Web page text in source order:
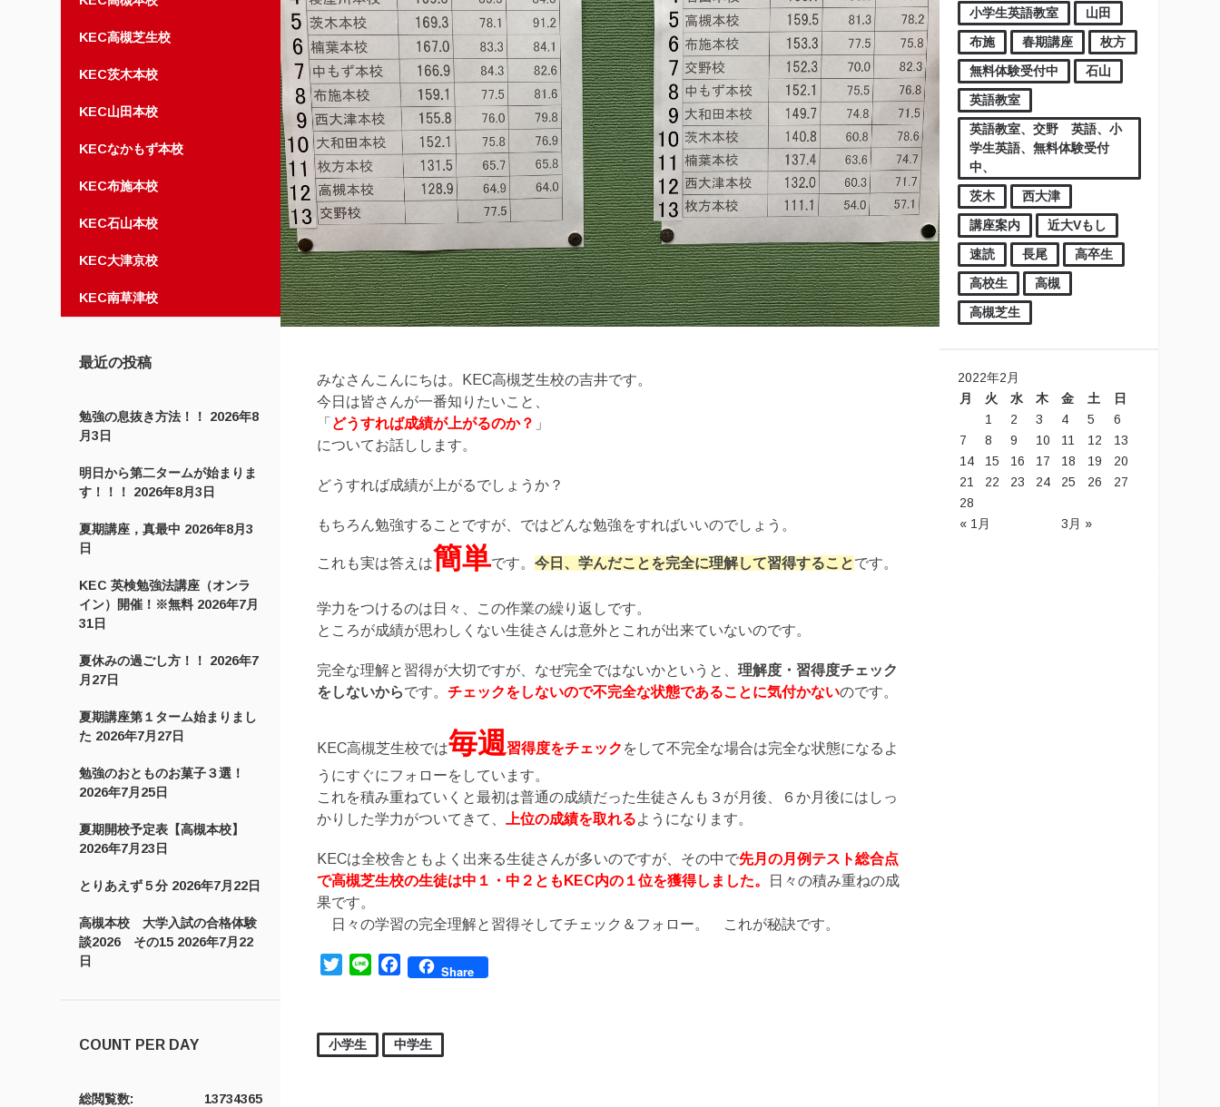
KEC高槻芝生校
KEC茨木本校
KEC山田本校
KECなかもず本校
KEC布施本校
KEC石山本校
KEC大津京校
KEC南草津校
最近の投稿
勉強の息抜き方法！！
2026年8
月3日
明日から第二タームが始まりま
す！！！
2026年8月3日
夏期講座，真最中 2026年8月3
日
KEC 英検勉強法講座（オンラ
イン）開催！※無料 2026年7月
31日
夏休みの過ごし方！！
2026年7
月27日
夏期講座第１ターム始まりまし
た 2026年7月27日
勉強のおとものお菓子３選！
2026年7月25日
夏期開校予定表【高槻本校】
2026年7月23日
とりあえず５分 2026年7月22日
高槻本校 大学入試の合格体験
談2026 その15 2026年7月22
日
COUNT PER DAY
13734365
総閲覧数:
小学生英語教室
山田
布施
春期講座
枚方
無料体験受付中
石山
英語教室
英語教室、交野 英語、小
学生英語、無料体験受付
中、
茨木
西大津
講座案内
近大Vもし
速読
長尾
高卒生
高校生
高槻
高槻芝生
2022年2月
月
火 水 木 金 土 日
« 1月 3月 »
1 2 3 4 5
6
7
8 9 10 11 12
13
14
15 16 17 18 19
20
21
22 23 24 25 26
27
28
みなさんこんにちは。KEC高槻芝生校の吉井です。
今日は皆さんが一番知りたいこと、
「 どうすれば成績が上がるのか？ 」
についてお話しします。
どうすれば成績が上がるでしょうか？
もちろん勉強することですが、ではどんな勉強をすればいいのでしょう。
これも実は答えは簡単です。今日、学んだことを完全に理解して習得することです。
学力をつけるのは日々、この作業の繰り返しです。
ところが成績が思わしくない生徒さんは意外とこれが出来ていないのです。
完全な理解と習得が大切ですが、なぜ完全ではないかというと、理解度・習得度チェック
をしないからです。チェックをしないので不完全な状態であることに気付かないのです。
KEC高槻芝生校では毎週習得度をチェック をして不完全な場合は完全な状態になるよ
うにすぐにフォローをしています。
これを積み重ねていくと最初は普通の成績だった生徒さんも３が月後、６か月後にはしっ
かりした学力がついてきて、
上位の成績を取れるようになります。
KECは全校舎ともよく出来る生徒さんが多いのですが、その中で先月の月例テスト総合点
で高槻芝生校の生徒は中１・中２ともKEC内の１位を獲得しました。
日々の積み重ねの成
果です。
日々の学習の完全理解と習得そしてチェック＆フォロー。 これが秘訣です。
TwitterLine FacebookShare
小学生 中学生